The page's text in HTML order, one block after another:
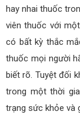
hay nhai thuốc
viên thuốc với
có bất kỳ thắc
thuốc mọi người
biết rõ. Tuyệt đối
trong một thời
trạng sức khỏe và